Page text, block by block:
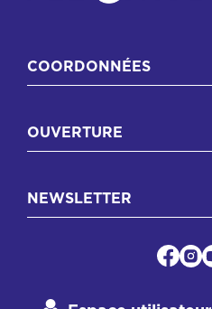
COORDONNÉES
OUVERTURE
NEWSLETTER